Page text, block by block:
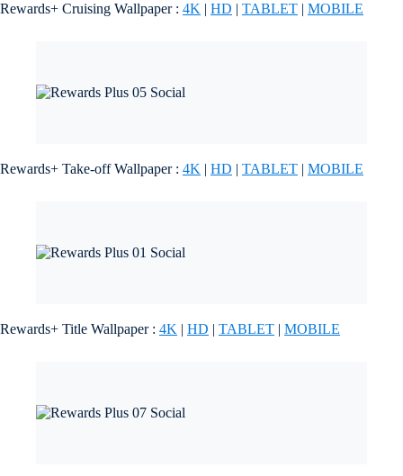
Rewards+ Cruising Wallpaper : 4K | HD | TABLET | MOBILE
Rewards+ Take-off Wallpaper : 4K | HD | TABLET | MOBILE
Rewards+ Title Wallpaper : 4K | HD | TABLET | MOBILE